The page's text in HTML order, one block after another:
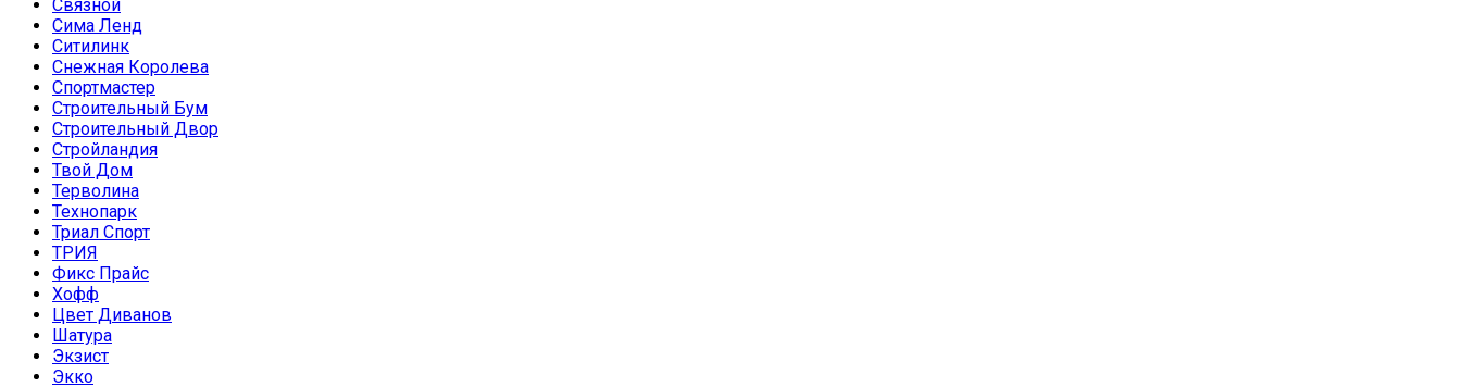
Связной
Сима Ленд
Ситилинк
Снежная Королева
Спортмастер
Строительный Бум
Строительный Двор
Стройландия
Твой Дом
Терволина
Технопарк
Триал Спорт
ТРИЯ
Фикс Прайс
Хофф
Цвет Диванов
Шатура
Экзист
Экко